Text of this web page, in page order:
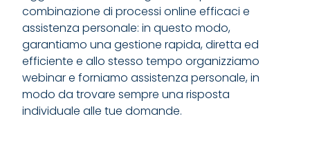
combinazione di processi online efficaci e
assistenza personale: in questo modo,
garantiamo una gestione rapida, diretta ed
efficiente e allo stesso tempo organizziamo
webinar e forniamo assistenza personale, in
modo da trovare sempre una risposta
individuale alle tue domande.